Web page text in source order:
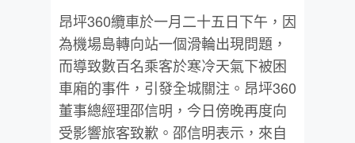
昂坪360纜車於一月二十五日下午，因
為機場島轉向站一個滑輪出現問題，
而導致數百名乘客於寒冷天氣下被困
車廂的事件，引發全城關注。昂坪360
董事總經理邵信明，今日傍晚再度向
受影響旅客致歉。邵信明表示，來自